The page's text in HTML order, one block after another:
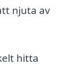
njuta av
hitta